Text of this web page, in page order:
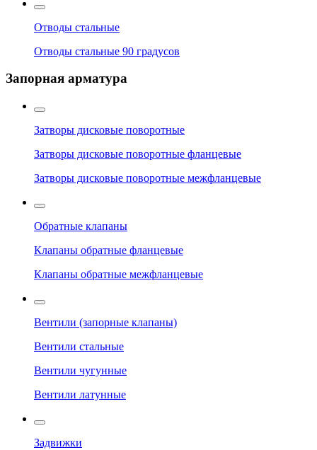
Отводы стальные
Отводы стальные 90 градусов
Запорная арматура
Затворы дисковые поворотные
Затворы дисковые поворотные фланцевые
Затворы дисковые поворотные межфланцевые
Обратные клапаны
Клапаны обратные фланцевые
Клапаны обратные межфланцевые
Вентили (запорные клапаны)
Вентили стальные
Вентили чугунные
Вентили латунные
Задвижки